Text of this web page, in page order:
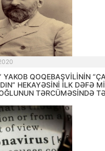
YAKOB QOQEBAŞVİLİNİN
HEKAYƏSİNİ İLK DƏFƏ
TƏRCÜMƏSİNDƏ